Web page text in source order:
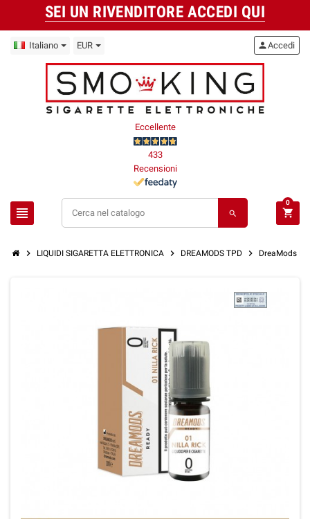
SEI UN RIVENDITORE ACCEDI QUI
Italiano EUR
Eccellente
433
Recensioni
view_headline search
personAccedi
shopping_cart
0
chevron_right LIQUIDI SIGARETTA ELETTRONICA chevron_right DREAMODS TPD chevron_right DreaMods